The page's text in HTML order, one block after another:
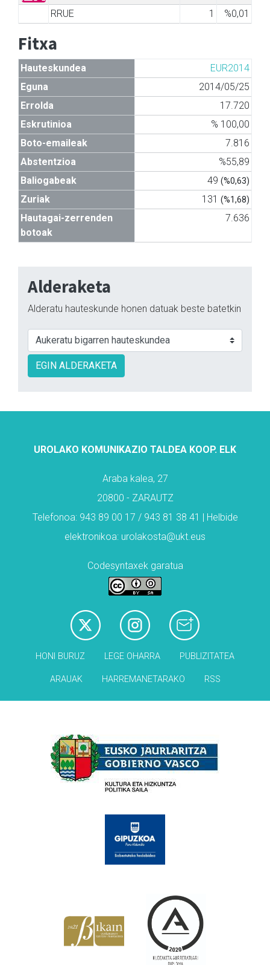
RRUE
1 %0,01
Fitxa
Hauteskundea
EUR2014
Eguna
2014/05/25
Errolda
17.720
Eskrutinioa
% 100,00
Boto-emaileak
7.816
Abstentzioa
%55,89
Baliogabeak
49 (%0,63)
Zuriak 131 (%1,68)
Hautagai-zerrenden
botoak
7.636
Alderaketa
Alderatu hauteskunde honen datuak beste batetkin
EGIN ALDERAKETA
UROLAKO KOMUNIKAZIO TALDEA KOOP. ELK
Araba kalea, 27
20800 - ZARAUTZ
Telefonoa: 943 89 00 17 / 943 81 38 41 | Helbide
elektronikoa: urolakosta@ukt.eus
Codesyntaxek garatua
HONI BURUZ LEGE OHARRA PUBLIZITATEA
ARAUAK HARREMANETARAKO RSS